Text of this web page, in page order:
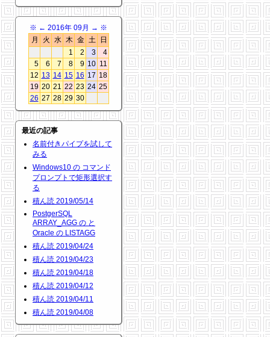
※ ← 2016年 09月 → ※
月
火 水 木 金 土
日
1
2 3
4
5
6 7 8 9 10 11
12 13 14 15 16 17 18
19 20 21 22 23 24 25
26 27 28 29 30
最近の記事
名前付きパイプを試して
みる
Windows10 の コマンド
プロンプトで矩形選択す
る
積ん読 2019/05/14
PostgerSQL
ARRAY_AGG の と
Oracle の LISTAGG
積ん読 2019/04/24
積ん読 2019/04/23
積ん読 2019/04/18
積ん読 2019/04/12
積ん読 2019/04/11
積ん読 2019/04/08